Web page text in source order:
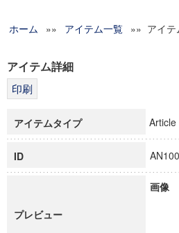
グローバルリサーチインスティ
科学研究費補助金研究成果報告
博士課程教育リーディングプ
ホーム »» アイテム一覧 »» アイテ
アイテム詳細
アイテムタイプ Article
ID
プレビュー
画像